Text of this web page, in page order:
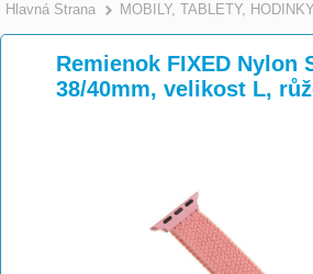
Hlavná Strana >
MOBILY, TABLETY, HODINKY
Remienok FIXED
38/40mm, velikost L,